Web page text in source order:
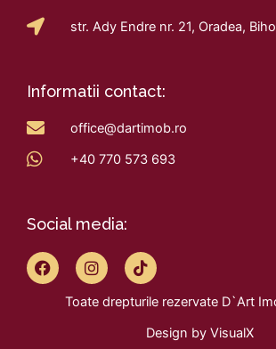
str. Ady Endre nr. 21, Oradea,
Informatii contact:
office@dartimob.ro
+40 770 573 693
Social media:
F
a
c
I
n
s
t
T
i
k
t
k
Toate drepturile rezervate D`Art
Design by VisualX